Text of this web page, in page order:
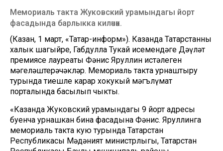
Мемориаль такта Жуковский урамындагы йорт
фасадында барлыкка киләчәк.
(Казан, 1 март, «Татар-информ»). Казанда Татарстанның
халык шагыйре, Габдулла Тукай исемендәге Дәүләт
премиясе лауреаты Фәнис Яруллин истәлеген
мәңгеләштерәчәкләр. Мемориаль такта урнаштыру
турында тиешле карар хокукый мәгълүмат
порталында басылып чыкты.
«Казанда Жуковский урамындагы 9 йорт адресы
буенча урнашкан бина фасадына Фәнис. Яруллинга
мемориаль такта кую турында Татарстан
Республикасы Мәдәният министрлыгы, Татарстан